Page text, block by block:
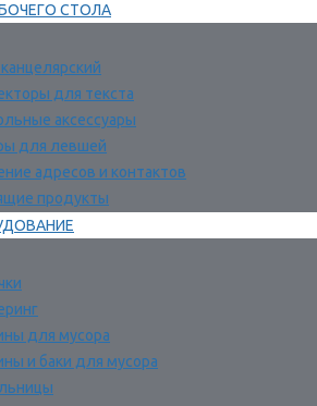
СТОЛА
для текста
аксессуары
для левшей
адресов и контактов
продукты
для мусора
и баки для мусора